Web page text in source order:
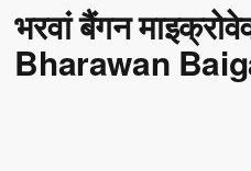
भरवां बैंगन
Bharawan